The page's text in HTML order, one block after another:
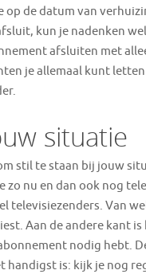
de datum van
kun je nadenken
afsluiten met
je allemaal kunt
situatie
stil te staan bij jouw
zo nu en dan ook nog
televisiezenders. Van
Aan de andere kant
nodig hebt.
is: kijk je nog